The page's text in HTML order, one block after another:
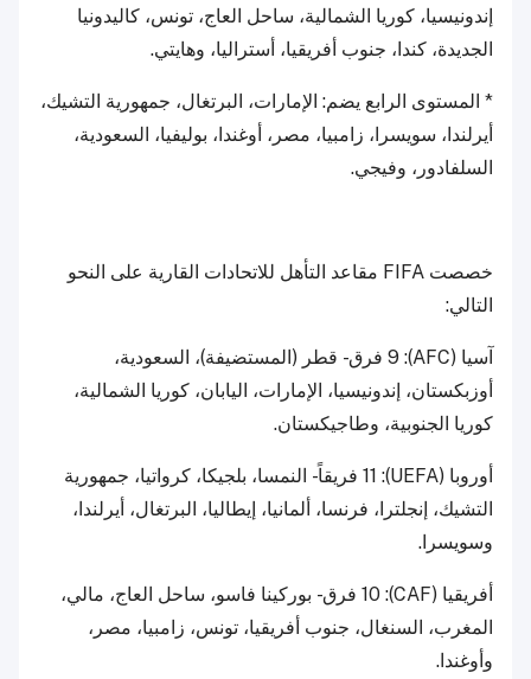
إندونيسيا، كوريا الشمالية، ساحل العاج، تونس، كاليدونيا
الجديدة، كندا، جنوب أفريقيا، أستراليا، وهايتي.
* المستوى الرابع يضم: الإمارات، البرتغال، جمهورية التشيك،
أيرلندا، سويسرا، زامبيا، مصر، أوغندا، بوليفيا، السعودية،
السلفادور، وفيجي.
خصصت FIFA مقاعد التأهل للاتحادات القارية على النحو
التالي:
آسيا (AFC): 9 فرق - قطر (المستضيفة)، السعودية،
أوزبكستان، إندونيسيا، الإمارات، اليابان، كوريا الشمالية،
كوريا الجنوبية، وطاجيكستان.
أوروبا (UEFA): 11 فريقاً - النمسا، بلجيكا، كرواتيا، جمهورية
التشيك، إنجلترا، فرنسا، ألمانيا، إيطاليا، البرتغال، أيرلندا،
وسويسرا.
أفريقيا (CAF): 10 فرق - بوركينا فاسو، ساحل العاج، مالي،
المغرب، السنغال، جنوب أفريقيا، تونس، زامبيا، مصر،
وأوغندا.